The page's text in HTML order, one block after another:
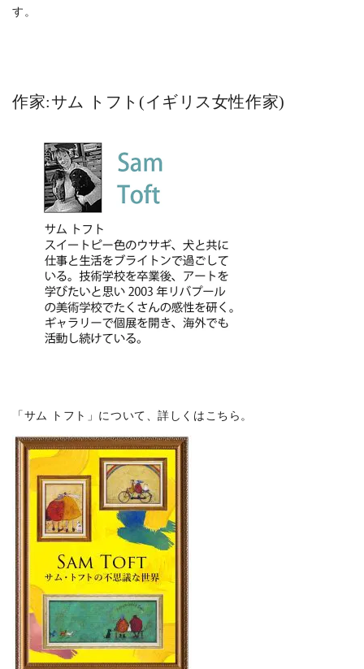
す。
作家:サム トフト(イギリス女性作家)
「サム トフト」について、詳しくはこちら。